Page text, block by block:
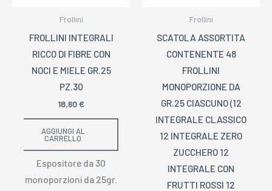
Frollini
FROLLINI INTEGRALI
RICCO DI FIBRE CON
NOCI E MIELE GR.25
PZ.30
18,60€
AGGIUNGI AL
CARRELLO
Espositore da 30
monoporzioni da 25gr.
Frollini
SCATOLA ASSORTITA
CONTENENTE 48
FROLLINI
MONOPORZIONE DA
GR.25 CIASCUNO (12
INTEGRALE CLASSICO
12 INTEGRALE ZERO
ZUCCHERO 12
INTEGRALE CON
FRUTTI ROSSI 12